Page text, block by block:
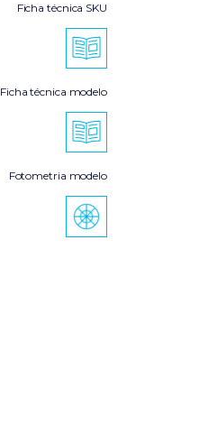
Ficha técnica SKU
Ficha técnica modelo
Fotometria modelo